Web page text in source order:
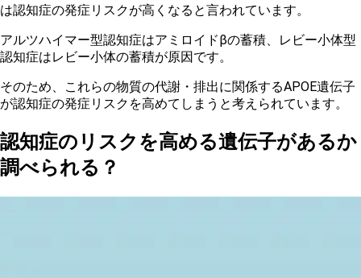
は認知症の発症リスクが高くなると言われています。
アルツハイマー型認知症はアミロイドβの蓄積、レビー小体型
認知症はレビー小体の蓄積が原因です。
そのため、これらの物質の代謝・排出に関係するAPOE遺伝子
が認知症の発症リスクを高めてしまうと考えられています。
認知症のリスクを高める遺伝子があるか
調べられる？